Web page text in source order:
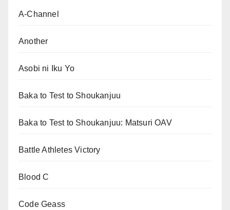
A-Channel
Another
Asobi ni Iku Yo
Baka to Test to Shoukanjuu
Baka to Test to Shoukanjuu: Matsuri OAV
Battle Athletes Victory
Blood C
Code Geass